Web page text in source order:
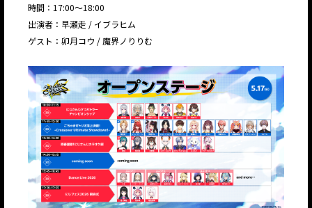
時間：17:00〜18:00
出演者：早瀬走 / イブラヒム
ゲスト：卯月コウ / 魔界ノりりむ